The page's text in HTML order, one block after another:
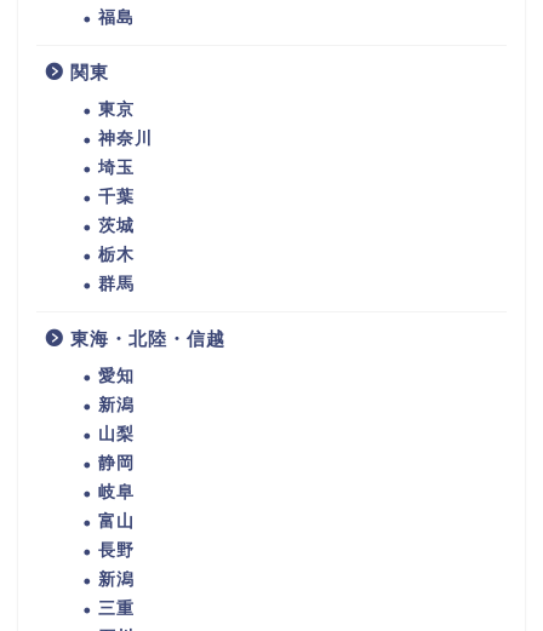
福島
関東
東京
神奈川
埼玉
千葉
茨城
栃木
群馬
東海・北陸・信越
愛知
新潟
山梨
静岡
岐阜
富山
長野
新潟
三重